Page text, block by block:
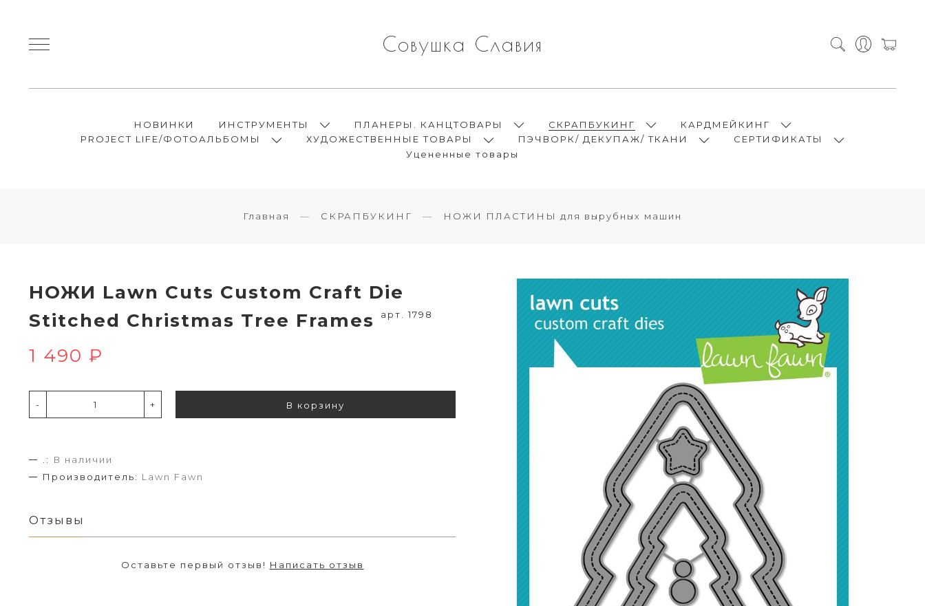
Совушка Славия
НОВИНКИ ИНСТРУМЕНТЫ ПЛАНЕРЫ. КАНЦТОВАРЫ СКРАПБУКИНГ
КАРДМЕЙКИНГ
PROJECT LIFE/ФОТОАЛЬБОМЫ
ХУДОЖЕСТВЕННЫЕ ТОВАРЫ ПЭЧВОРК/ ДЕКУПАЖ/ ТКАНИ
СЕРТИФИКАТЫ
Уцененные товары
Главная СКРАПБУКИНГ НОЖИ ПЛАСТИНЫ для вырубных машин
НОЖИ Lawn Cuts Custom Craft Die
Stitched Christmas Tree Frames
арт. 1798
1 490 ₽
- + В корзину
.:
В наличии
Производитель: Lawn Fawn
Отзывы
Оставьте первый отзыв! Написать отзыв